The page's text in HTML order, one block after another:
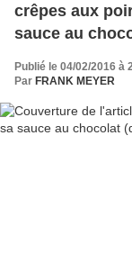
crêpes aux
sauce au
Publié le 04/02/2016 à
Par FRANK MEYER